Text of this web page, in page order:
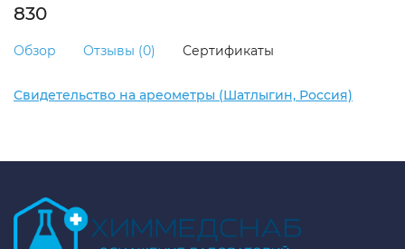
830
Обзор Отзывы (0) Сертификаты
Свидетельство на ареометры (Шатлыгин, Россия)